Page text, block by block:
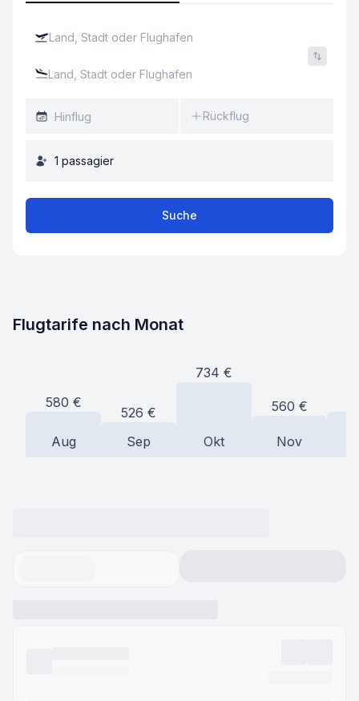
Rückflug
1 passagier
Suche
Flugtarife nach Monat
580 €
Aug
526 €
Sep
734 €
Okt
560 €
Nov